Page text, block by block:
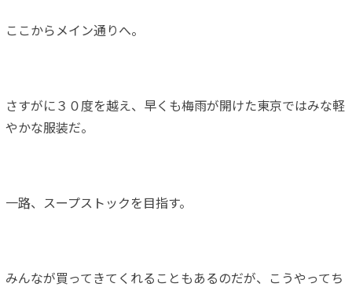
ここからメイン通りへ。
さすがに３０度を越え、早くも梅雨が開けた東京ではみな軽
やかな服装だ。
一路、スープストックを目指す。
みんなが買ってきてくれることもあるのだが、こうやってち